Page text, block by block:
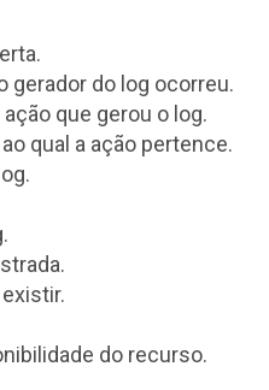
gerador do log ocorreu.
que gerou o log.
qual a ação pertence.
do recurso.